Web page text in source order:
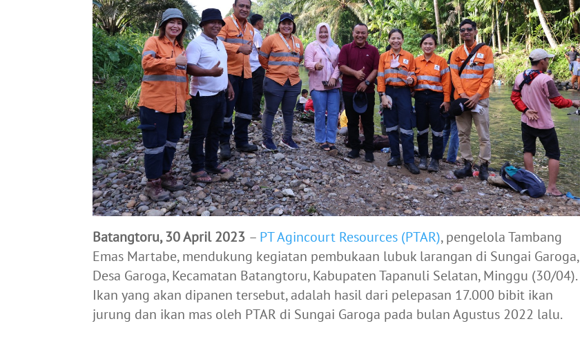
Batangtoru, 30 April 2023 – PT Agincourt Resources (PTAR), pengelola Tambang
Emas Martabe, mendukung kegiatan pembukaan lubuk larangan di Sungai Garoga,
Desa Garoga, Kecamatan Batangtoru, Kabupaten Tapanuli Selatan, Minggu (30/04).
Ikan yang akan dipanen tersebut, adalah hasil dari pelepasan 17.000 bibit ikan
jurung dan ikan mas oleh PTAR di Sungai Garoga pada bulan Agustus 2022 lalu.